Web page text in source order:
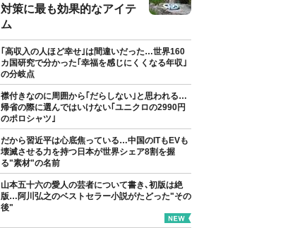
対策に最も効果的なアイテ
ム
｢高収入の人ほど幸せ｣は間違いだった…世界160
カ国研究で分かった｢幸福を感じにくくなる年収｣
の分岐点
襟付きなのに周囲から｢だらしない｣と思われる…
帰省の際に選んではいけない｢ユニクロの2990円
のポロシャツ｣
だから習近平は心底焦っている…中国のITもEVも
壊滅させる力を持つ日本が世界シェア8割を握
る"素材"の名前
山本五十六の愛人の芸者について書き､初版は絶
版…阿川弘之のベストセラー小説がたどった"その
後"